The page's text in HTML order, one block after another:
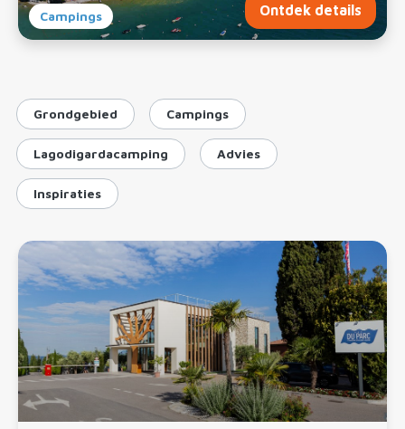
Campings Ontdek details
Grondgebied Campings
Lagodigardacamping Advies
Inspiraties